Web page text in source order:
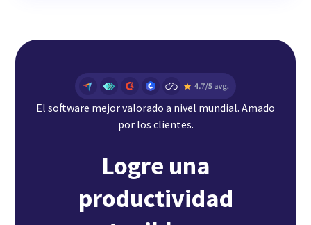
El software mejor valorado a nivel mundial. Amado
por los clientes.
Logre una
productividad